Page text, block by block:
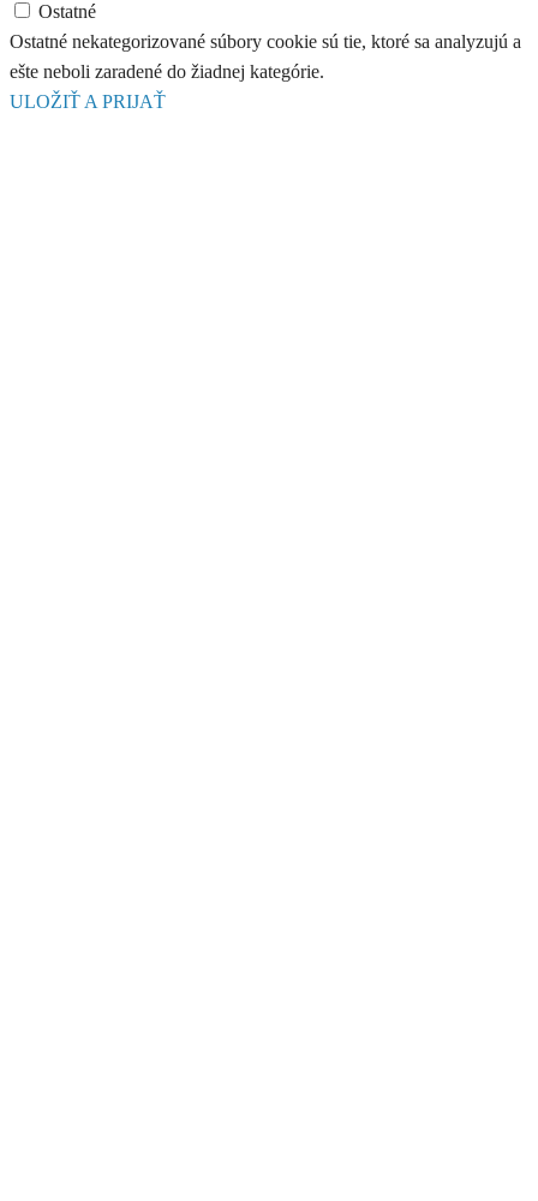
Ostatné
Ostatné nekategorizované súbory cookie sú tie, ktoré sa analyzujú a
ešte neboli zaradené do žiadnej kategórie.
ULOŽIŤ A PRIJAŤ